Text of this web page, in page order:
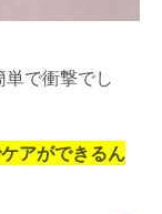
単で衝撃でし
アができるん